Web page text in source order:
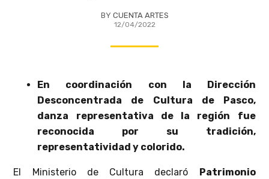
BY CUENTA ARTES
12/04/2022
En coordinación con la Dirección
Desconcentrada de Cultura de Pasco,
d anza representativa de la región fue
reconocida por su tradición,
representatividad y colorido.
El Ministerio de Cultura declaró
Patrimonio